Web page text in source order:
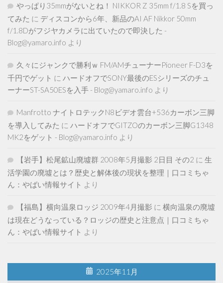
やっぱり35mmがないとね！ NIKKOR Z 35mm f/1.8 Sを買っ
てみた に ディスコンから6年、新品のAI AF Nikkor 50mm
f/1.8Dがフジヤカメラに出ていたので即決した -
Blog@yamaro.info より
久々にジャンクで勝利ｗ FM/AMチューナーPioneer F-D3を
千円でゲット に ハードオフでSONY最後のESシリーズのチュ
ーナーST-SA50ESを入手 - Blog@yamaro.info より
Manfrotto ナイトロテックN8ビデオ雲台+536カーボン三脚
を導入してみた に ハードオフでGITZOのカーボン三脚G1348
MK2をゲット - Blog@yamaro.info より
【岩手】松尾鉱山廃墟群 2008年5月撮影 2日目 その2 に 生
活学園の廃墟とは？歴史と解体後の現状を整理｜口コミちゃ
ん：やばい情報サイト より
【福島】横向温泉ロッジ 2009年4月撮影 に 横向温泉の廃墟
は現在どうなっている？ロッジの歴史と注意点｜口コミちゃ
ん：やばい情報サイト より
2025年11月